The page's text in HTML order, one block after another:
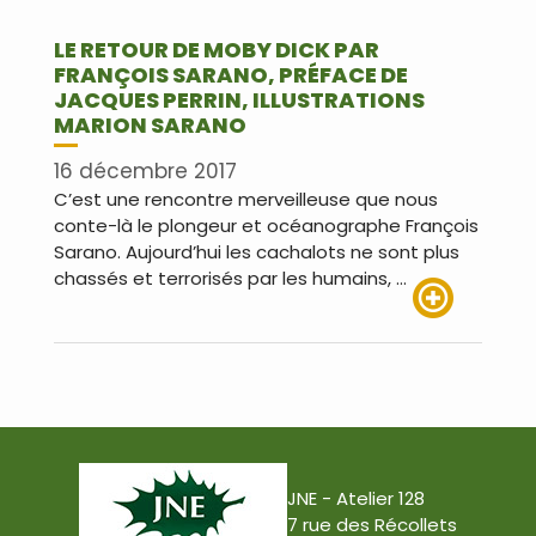
LE RETOUR DE MOBY DICK PAR
FRANÇOIS SARANO, PRÉFACE DE
JACQUES PERRIN, ILLUSTRATIONS
MARION SARANO
16 décembre 2017
C’est une rencontre merveilleuse que nous
conte-là le plongeur et océanographe François
Sarano. Aujourd’hui les cachalots ne sont plus
chassés et terrorisés par les humains, …
JNE - Atelier 128
7 rue des Récollets